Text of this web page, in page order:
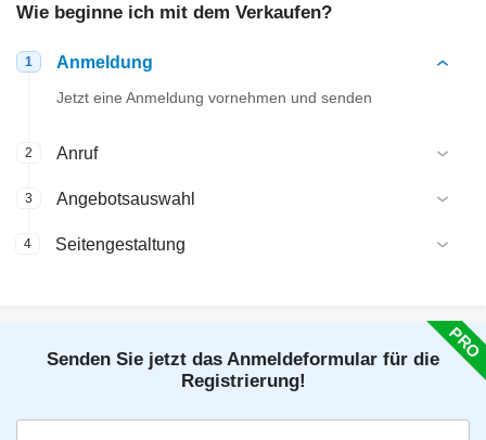
Wie beginne ich mit dem Verkaufen?
1 Anmeldung
Jetzt eine Anmeldung vornehmen und senden
2 Anruf
3 Angebotsauswahl
4 Seitengestaltung
Senden Sie jetzt das Anmeldeformular für die
Registrierung!